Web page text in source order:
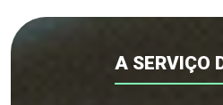
A SERVIÇO